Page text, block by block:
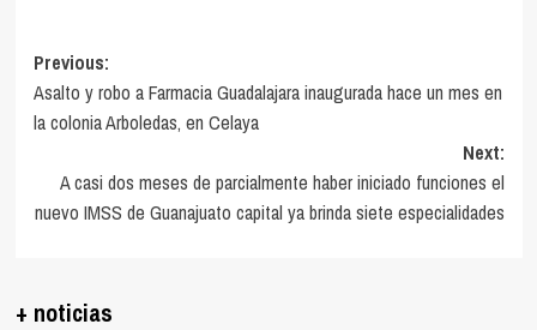
Post
navigation
Previous:
Asalto y robo a Farmacia Guadalajara inaugurada hace un mes en
la colonia Arboledas, en Celaya
Next:
A casi dos meses de parcialmente haber iniciado funciones el
nuevo IMSS de Guanajuato capital ya brinda siete especialidades
+ noticias